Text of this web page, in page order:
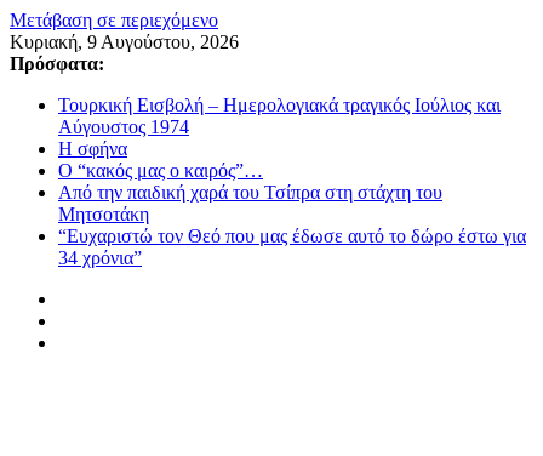
Μετάβαση σε περιεχόμενο
Κυριακή, 9 Αυγούστου, 2026
Πρόσφατα:
Τουρκική Εισβολή – Ημερολογιακά τραγικός Ιούλιος και
Αύγουστος 1974
Η σφήνα
Ο “κακός μας ο καιρός”…
Από την παιδική χαρά του Τσίπρα στη στάχτη του
Μητσοτάκη
“Ευχαριστώ τον Θεό που μας έδωσε αυτό το δώρο έστω για
34 χρόνια”